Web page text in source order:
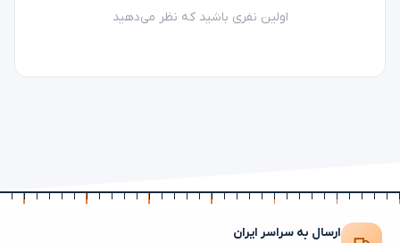
اولین نفری باشید که نظر می‌دهید
ارسال به سراسر ایران